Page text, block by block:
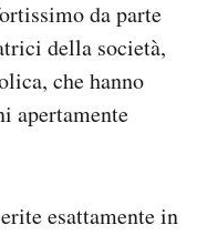
da parte
della società,
che hanno
apertamente
esattamente in